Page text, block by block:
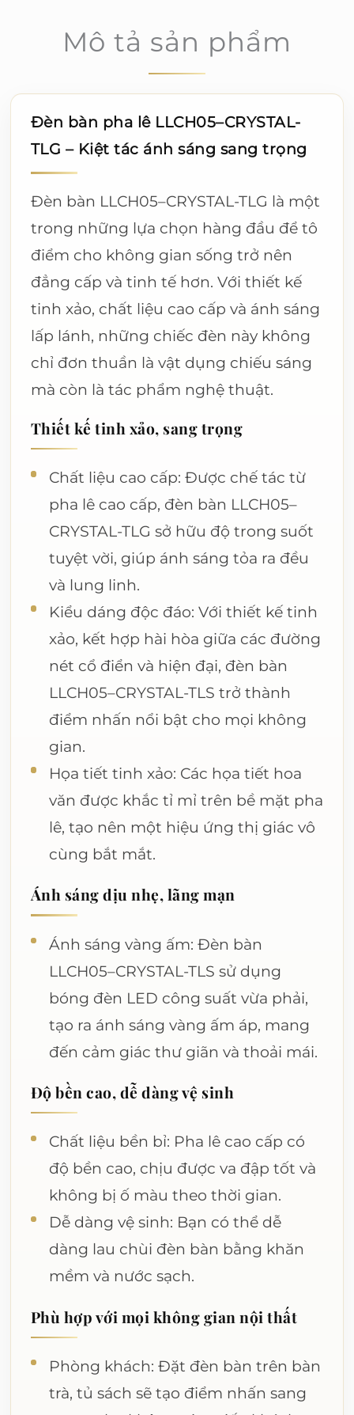
Mô tả sản phẩm
Đèn bàn pha lê LLCH05–CRYSTAL-
TLG – Kiệt tác ánh sáng sang trọng
Đèn bàn LLCH05–CRYSTAL-TLG là một
trong những lựa chọn hàng đầu để tô
điểm cho không gian sống trở nên
đẳng cấp và tinh tế hơn. Với thiết kế
tinh xảo, chất liệu cao cấp và ánh sáng
lấp lánh, những chiếc đèn này không
chỉ đơn thuần là vật dụng chiếu sáng
mà còn là tác phẩm nghệ thuật.
Thiết kế tinh xảo, sang trọng
Chất liệu cao cấp: Được chế tác từ
pha lê cao cấp, đèn bàn LLCH05–
CRYSTAL-TLG sở hữu độ trong suốt
tuyệt vời, giúp ánh sáng tỏa ra đều
và lung linh.
Kiểu dáng độc đáo: Với thiết kế tinh
xảo, kết hợp hài hòa giữa các đường
nét cổ điển và hiện đại, đèn bàn
LLCH05–CRYSTAL-TLS trở thành
điểm nhấn nổi bật cho mọi không
gian.
Họa tiết tinh xảo: Các họa tiết hoa
văn được khắc tỉ mỉ trên bề mặt pha
lê, tạo nên một hiệu ứng thị giác vô
cùng bắt mắt.
Ánh sáng dịu nhẹ, lãng mạn
Ánh sáng vàng ấm: Đèn bàn
LLCH05–CRYSTAL-TLS sử dụng
bóng đèn LED công suất vừa phải,
tạo ra ánh sáng vàng ấm áp, mang
đến cảm giác thư giãn và thoải mái.
Độ bền cao, dễ dàng vệ sinh
Chất liệu bền bỉ: Pha lê cao cấp có
độ bền cao, chịu được va đập tốt và
không bị ố màu theo thời gian.
Dễ dàng vệ sinh: Bạn có thể dễ
dàng lau chùi đèn bàn bằng khăn
mềm và nước sạch.
Phù hợp với mọi không gian nội thất
Phòng khách: Đặt đèn bàn trên bàn
trà, tủ sách sẽ tạo điểm nhấn sang